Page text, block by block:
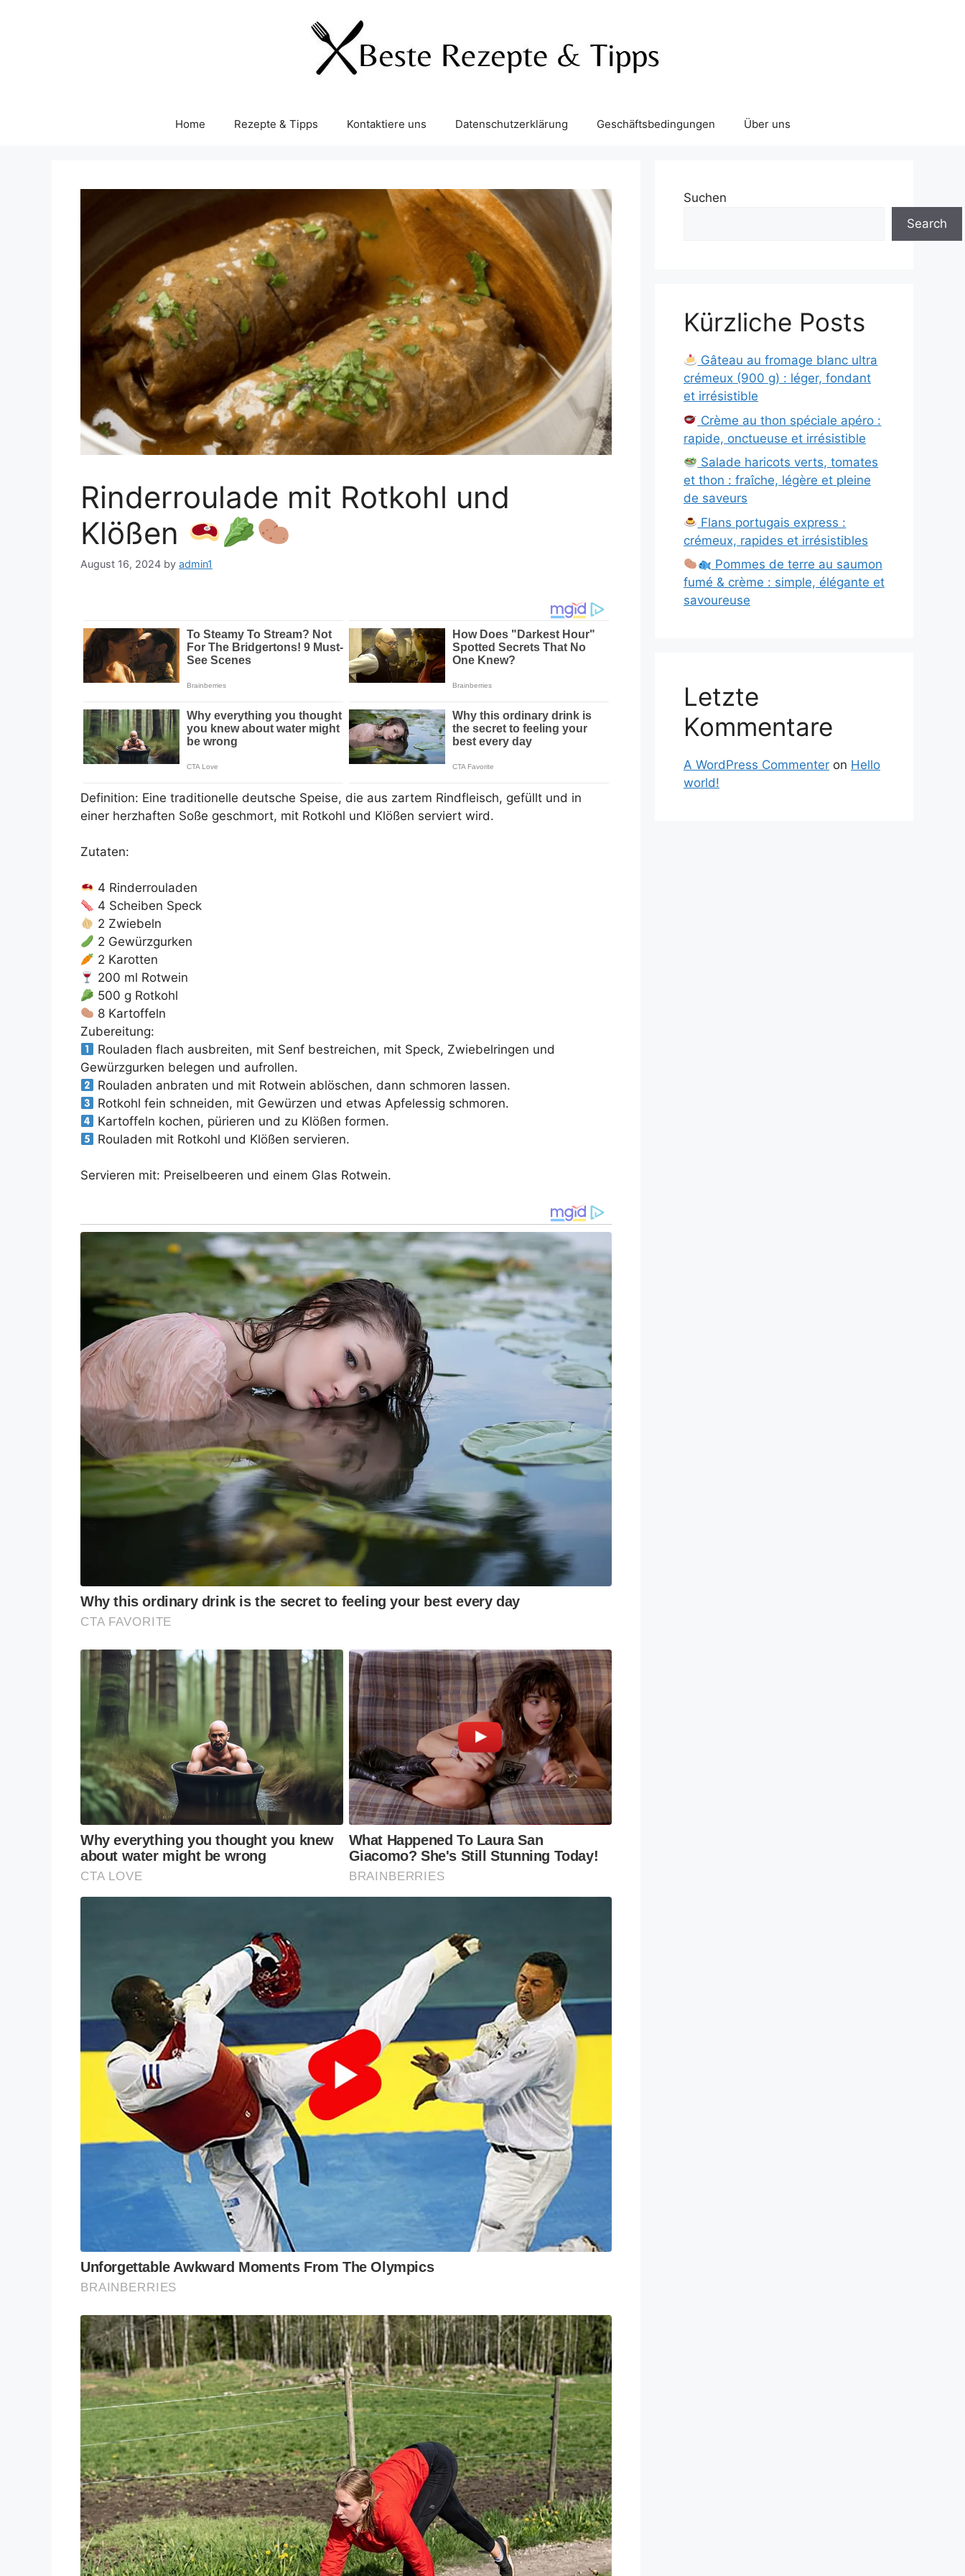
Home Rezepte & Tipps Kontaktiere uns Datenschutzerklärung Geschäftsbedingungen Über uns
Rinderroulade mit Rotkohl und
Klößen
August 16, 2024 by admin1
Definition: Eine traditionelle deutsche Speise, die aus zartem Rindfleisch, gefüllt und in
einer herzhaften Soße geschmort, mit Rotkohl und Klößen serviert wird.
Zutaten:
4 Rinderrouladen
4 Scheiben Speck
2 Zwiebeln
2 Gewürzgurken
2 Karotten
200 ml Rotwein
500 g Rotkohl
8 Kartoffeln
Zubereitung:
Rouladen flach ausbreiten, mit Senf bestreichen, mit Speck, Zwiebelringen und
Gewürzgurken belegen und aufrollen.
Rouladen anbraten und mit Rotwein ablöschen, dann schmoren lassen.
Rotkohl fein schneiden, mit Gewürzen und etwas Apfelessig schmoren.
Kartoffeln kochen, pürieren und zu Klößen formen.
Rouladen mit Rotkohl und Klößen servieren.
Servieren mit: Preiselbeeren und einem Glas Rotwein.
Suchen
Search
Kürzliche Posts
Gâteau au fromage blanc ultra
crémeux (900 g) : léger, fondant
et irrésistible
Crème au thon spéciale apéro :
rapide, onctueuse et irrésistible
Salade haricots verts, tomates
et thon : fraîche, légère et pleine
de saveurs
Flans portugais express :
crémeux, rapides et irrésistibles
Pommes de terre au saumon
fumé & crème : simple, élégante et
savoureuse
Letzte
Kommentare
A WordPress Commenter on Hello
world!